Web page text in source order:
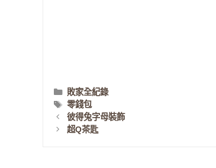
分
類
敗家全紀錄
標
籤
零錢包
彼得兔字母裝飾
超Q茶匙